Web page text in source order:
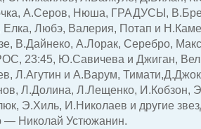
А.Серов, Нюша, ГРАДУСЫ,
Елка, Любэ, Валерия, Потап и
В.Дайнеко, А.Лорак, Серебро,
23:45, Ю.Савичева и Джиган,
Л.Агутин и А.Варум,
Л.Долина, Л.Лещенко, И.Кобзон,
Э.Хиль, И.Николаев и другие
— Николай Устюжанин.